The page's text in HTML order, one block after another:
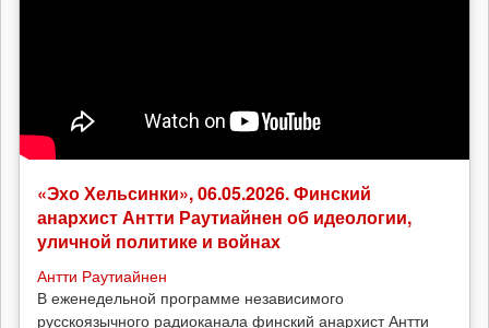
«Эхо Хельсинки», 06.05.2026. Финский
анархист Антти Раутиайнен об идеологии,
уличной политике и войнах
Антти Раутиайнен
В еженедельной программе независимого
русскоязычного радиоканала финский анархист Антти